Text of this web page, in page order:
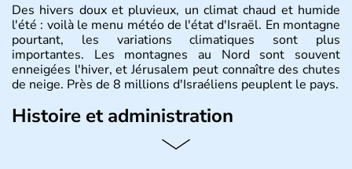
Des hivers doux et pluvieux, un climat chaud et humide
l'été : voilà le menu météo de l'état d'Israël. En montagne
pourtant, les variations climatiques sont plus
importantes. Les montagnes au Nord sont souvent
enneigées l'hiver, et Jérusalem peut connaître des chutes
de neige. Près de 8 millions d'Israéliens peuplent le pays.
Histoire et administration
L'Israël est un état de la partie est de la Méditerranée,